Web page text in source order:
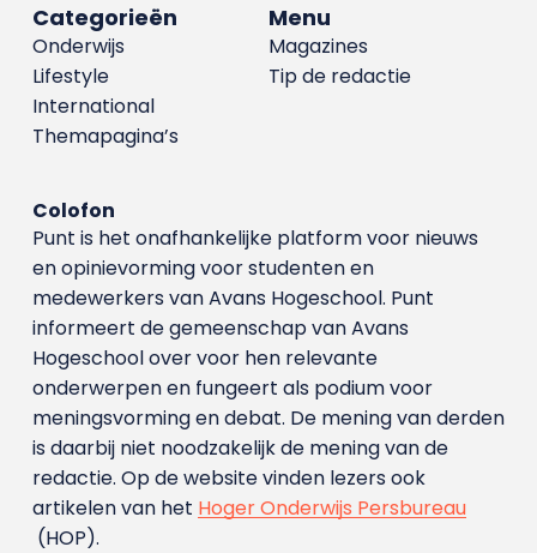
Menu
Magazines
Tip de redactie
Categorieën
Onderwijs
Lifestyle
International
Themapagina’s
Colofon
Punt is het onafhankelijke platform voor nieuws
en opinievorming voor studenten en
medewerkers van Avans Hoge­school. Punt
informeert de gemeenschap van Avans
Hogeschool over voor hen relevante
onderwerpen en fungeert als podium voor
meningsvorming en debat. De mening van derden
is daarbij niet noodzakelijk de mening van de
redactie. Op de website vinden lezers ook
artikelen van het Hoger Onderwijs Persbureau
(HOP).